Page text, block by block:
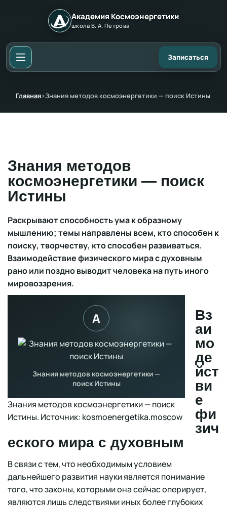
Академия Космоэнергетики
школа В. А. Петрова
Записаться
Главная›Знания методов космоэнергетики — поиск Истины
Знания методов
космоэнергетики — поиск
Истины
Раскрывают способность ума к образному
мышлению; темы направлены всем, кто способен к
поиску, творчеству, кто способен развиваться.
Взаимодействие физического мира с духовным
рано или поздно выводит человека на путь иного
мировоззрения.
Знания методов космоэнергетики — поиск
Истины. Источник: kosmoenergetika.moscow
Вз
аи
мо
де
йст
ви
е
фи
зич
еского мира с духовным
В связи с тем, что необходимым условием
дальнейшего развития науки является понимание
того, что законы, которыми она сейчас оперирует,
являются лишь следствиями иных более глубоких